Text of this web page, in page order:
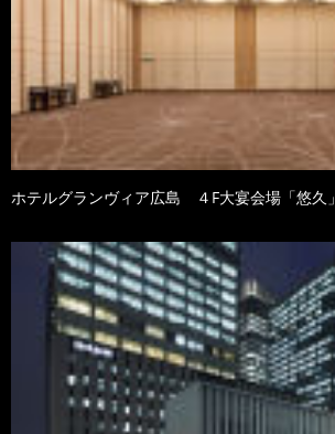
ホテルグランヴィア広島 ４F大宴会場「悠久」